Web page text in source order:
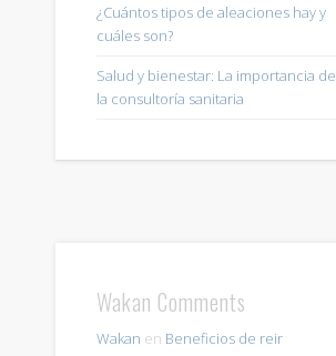
¿Cuántos tipos de aleaciones hay y
cuáles son?
Salud y bienestar: La importancia de
la consultoría sanitaria
Wakan Comments
Wakan en Beneficios de reir